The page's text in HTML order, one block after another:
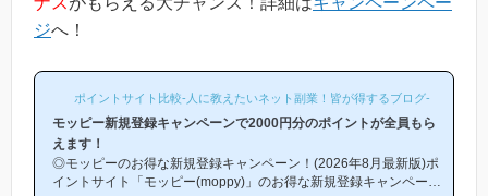
ジへ！
ポイントサイト比較-人に教えたいネット副業！皆が得するブログ-
モッピー新規登録キャンペーンで2000円分のポイントが全員もら
えます！
◎モッピーのお得な新規登録キャンペーン！(2026年8月最新版)ポ
イントサイト「モッピー(moppy)」のお得な新規登録キャンペーン